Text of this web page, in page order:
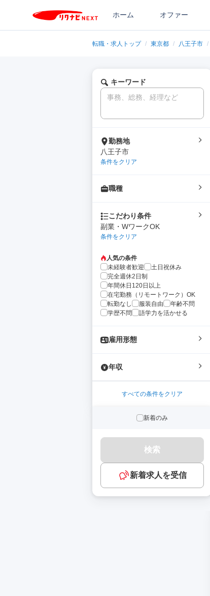
ホーム オファー
転職・求人トップ / 東京都 / 八王子市 /
キーワード
勤務地
八王子市
条件をクリア
職種
こだわり条件
副業・WワークOK
条件をクリア
人気の条件
未経験者歓迎
土日祝休み
完全週休2日制
年間休日120日以上
在宅勤務（リモートワーク）OK
転勤なし
服装自由
年齢不問
学歴不問
語学力を活かせる
雇用形態
年収
すべての条件をクリア
新着のみ
検索
新着求人を受信